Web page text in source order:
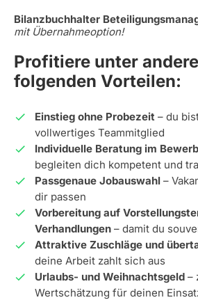
Bilanzbuchhalter
mit Übernahmeoption!
Profitiere unter
folgenden Vorteilen:
Einstieg ohne Probezeit – du
vollwertiges Teammitglied
Individuelle Beratung im
begleiten dich kompetent und
Passgenaue Jobauswahl –
dir passen
Vorbereitung auf
Verhandlungen – damit du
Attraktive Zuschläge und
deine Arbeit zahlt sich aus
Urlaubs- und Weihnachtsgeld –
Wertschätzung für deinen